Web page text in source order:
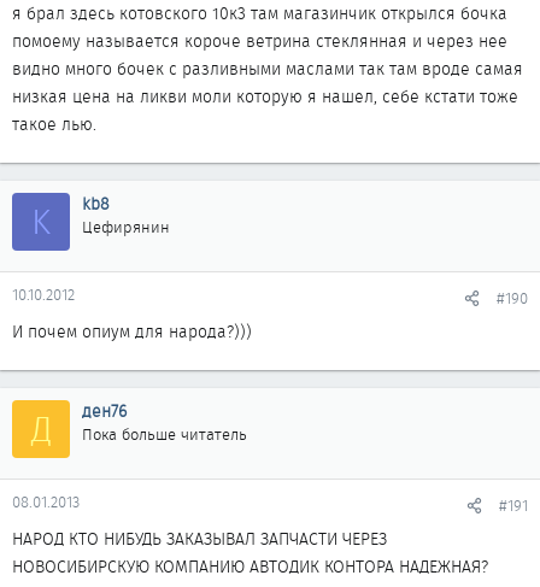
я брал здесь котовского 10к3 там магазинчик открылся бочка
помоему называется короче ветрина стеклянная и через нее
видно много бочек с разливными маслами так там вроде самая
низкая цена на ликви моли которую я нашел, себе кстати тоже
такое лью.
K kb8
Цефирянин
10.10.2012 #190
И почем опиум для народа?)))
Д ден76
Пока больше читатель
08.01.2013 #191
НАРОД КТО НИБУДЬ ЗАКАЗЫВАЛ ЗАПЧАСТИ ЧЕРЕЗ
НОВОСИБИРСКУЮ КОМПАНИЮ АВТОДИК КОНТОРА НАДЕЖНАЯ?